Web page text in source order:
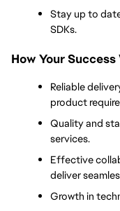
Stay up to
SDKs.
How Your
Reliable
product
Quality and
services.
Effective
deliver
Growth in